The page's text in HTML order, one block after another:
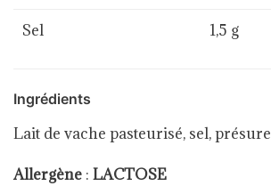
Sel 1,5 g
Ingrédients
Lait de vache pasteurisé, sel, présure
Allergène : LACTOSE